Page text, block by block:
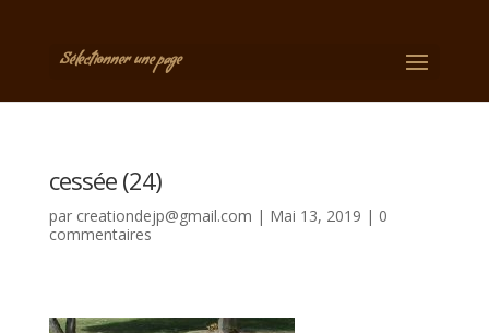
Sélectionner une page
cessée (24)
par creationdejp@gmail.com | Mai 13, 2019 | 0
commentaires